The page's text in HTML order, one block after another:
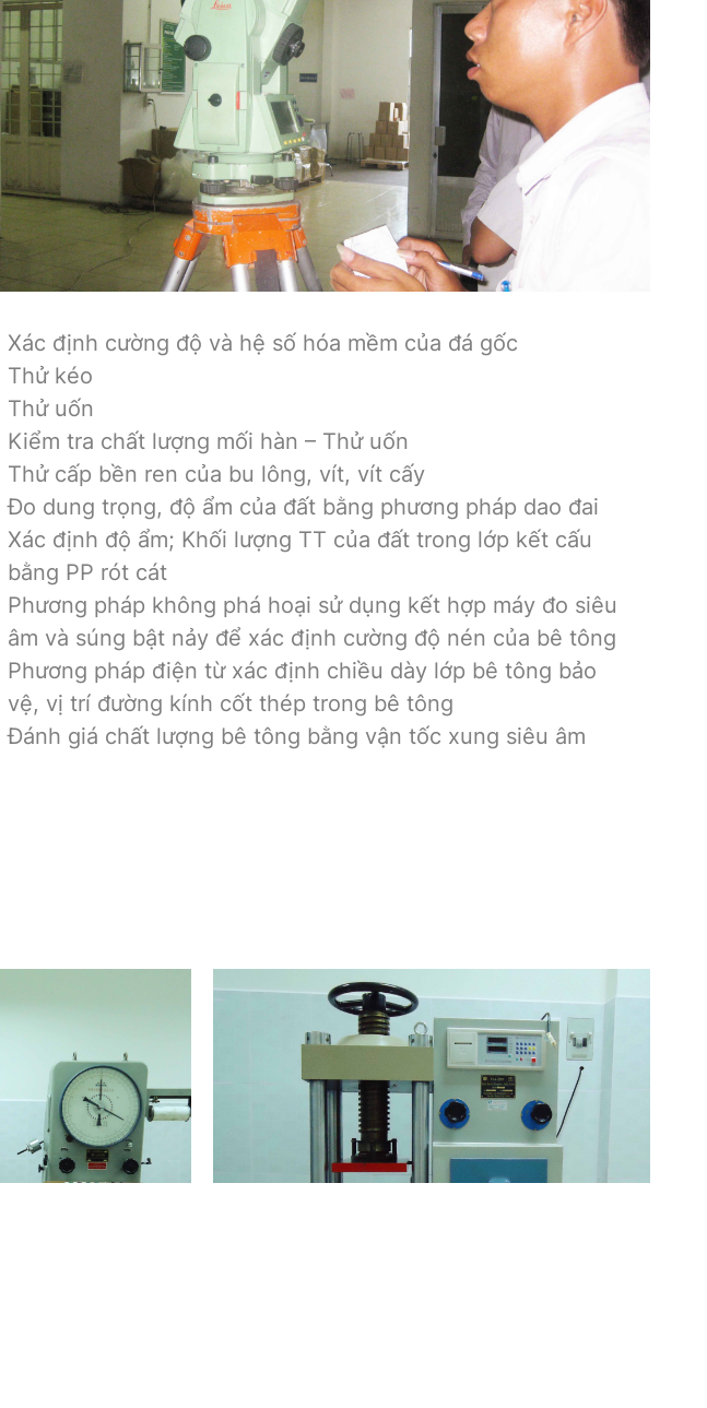
Xác định cường độ và hệ số hóa mềm của đá gốc
Thử kéo
Thử uốn
Kiểm tra chất lượng mối hàn – Thử uốn
Thử cấp bền ren của bu lông, vít, vít cấy
Đo dung trọng, độ ẩm của đất bằng phương pháp dao đai
Xác định độ ẩm; Khối lượng TT của đất trong lớp kết cấu
bằng PP rót cát
Phương pháp không phá hoại sử dụng kết hợp máy đo siêu
âm và súng bật nảy để xác định cường độ nén của bê tông
Phương pháp điện từ xác định chiều dày lớp bê tông bảo
vệ, vị trí đường kính cốt thép trong bê tông
Đánh giá chất lượng bê tông bằng vận tốc xung siêu âm